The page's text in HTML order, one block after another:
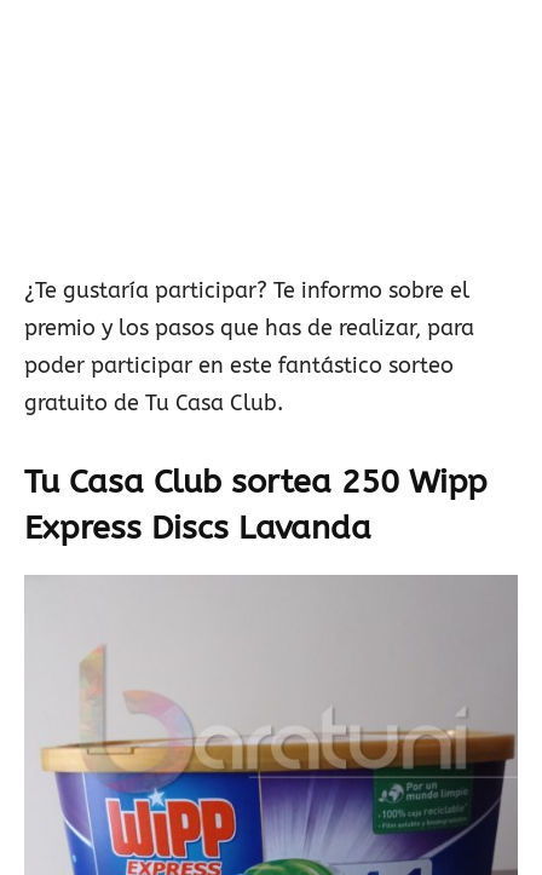
¿Te gustaría participar? Te informo sobre el
premio y los pasos que has de realizar, para
poder participar en este fantástico sorteo
gratuito de Tu Casa Club.
Tu Casa Club sortea 250 Wipp
Express Discs Lavanda